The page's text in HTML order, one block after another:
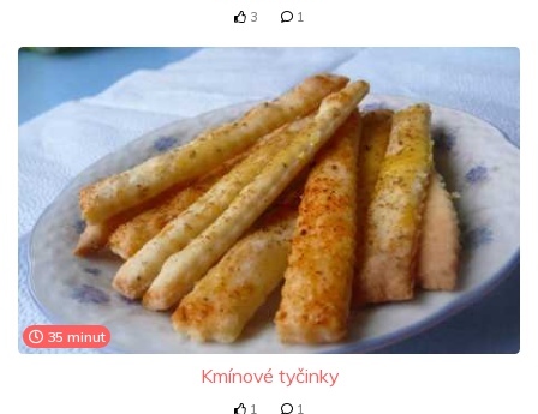
3 1
35 minut
Kmínové tyčinky
1 1